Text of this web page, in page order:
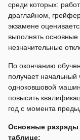
среди которых:
драглайном,
экзамене
выполнять
незначительные
По окончанию
получает начальный
одноковшовой
повысить
год с момента
Основные разряды
таблице: